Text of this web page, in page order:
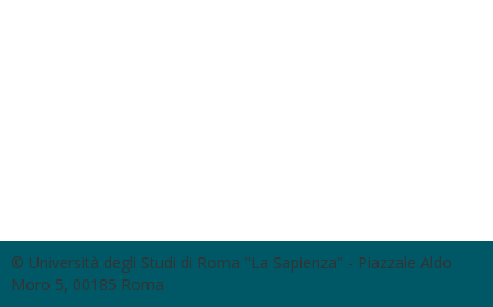
© Università degli Studi di Roma "La Sapienza" - Piazzale Aldo
Moro 5, 00185 Roma